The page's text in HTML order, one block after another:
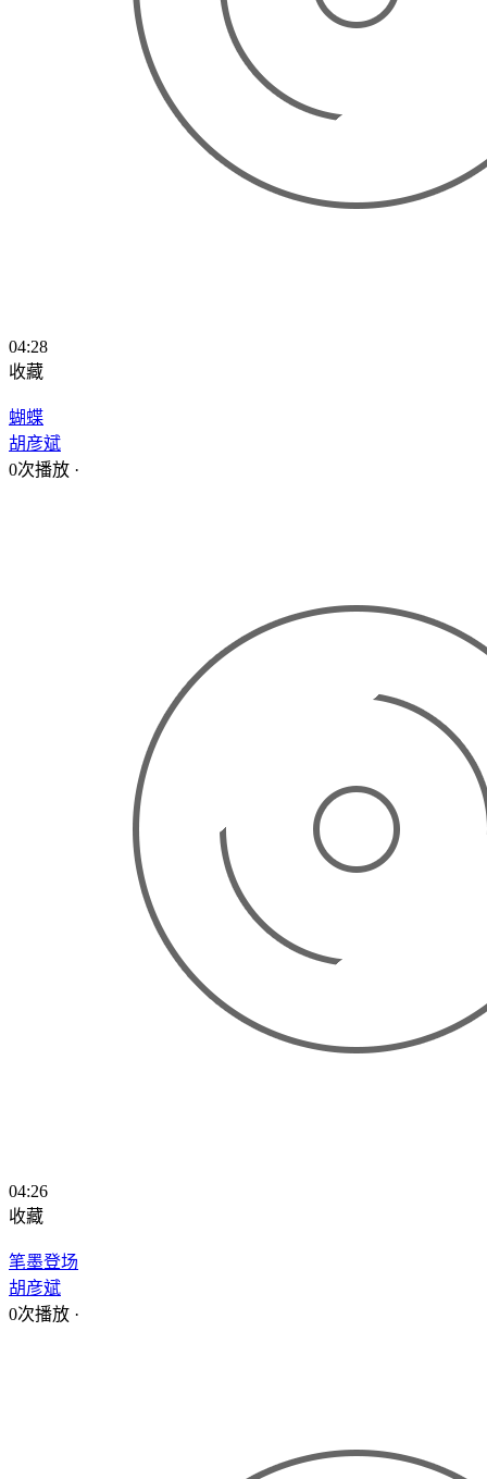
04:28
收藏
蝴蝶
胡彦斌
0次播放 ·
04:26
收藏
笔墨登场
胡彦斌
0次播放 ·